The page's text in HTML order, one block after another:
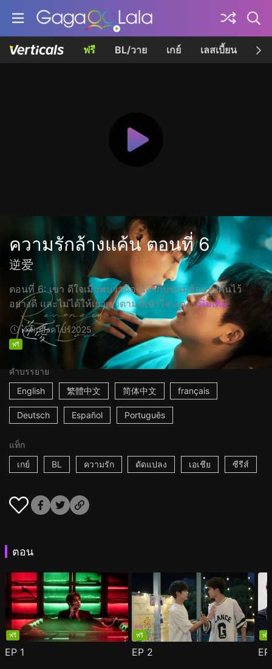
ฟรี BL/วาย เกย์ เลสเบี้ยน เค
ความรักล้างแค้น ตอนที่ 6
逆爱
ตอนที่ 6: เขา ดีใจเมื่อพบว่าฉือเฉิง เก็บขนมอ้อยรูปคนไว้
อย่างดี และไม่ได้ให้เยว่เยว่ตามที่เข้าใจ แต... เพิ่มเติม
44mสิงคโปร์2025
ฟรี
คำบรรยาย
English
繁體中文 简体中文 français
Deutsch Español Português
แท็ก
เกย์
BL ความรัก ดัดแปลง เอเชีย ซีรีส์
ตอน
ฟรี
EP 1
ฟรี
EP 2
ฟรี